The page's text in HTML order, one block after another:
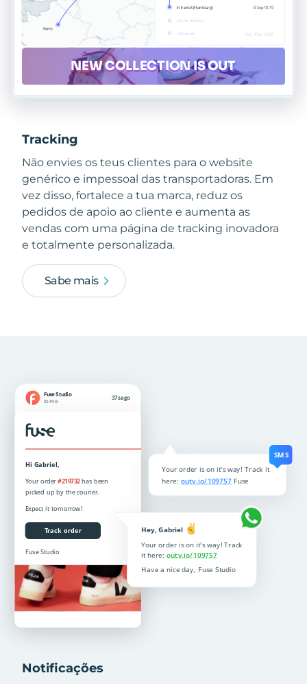
Tracking
Não envies os teus clientes para o website
genérico e impessoal das transportadoras. Em
vez disso, fortalece a tua marca, reduz os
pedidos de apoio ao cliente e aumenta as
vendas com uma página de tracking inovadora
e totalmente personalizada.
Sabe mais
Notificações